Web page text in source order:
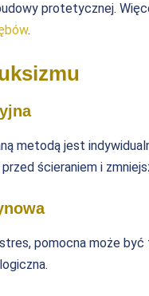
protetycznej.
.
metodą jest
ścieraniem i
pomocna może